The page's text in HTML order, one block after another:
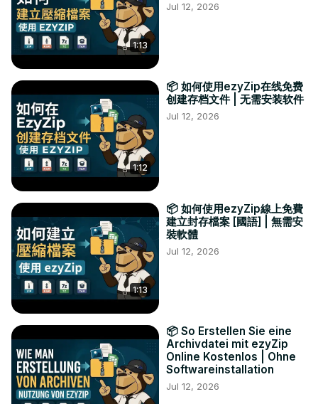
1:13
Jul 12, 2026
1:12
📦 如何使用ezyZip在线免费
创建存档文件 | 无需安装软件
Jul 12, 2026
1:13
📦 如何使用ezyZip線上免費
建立封存檔案 [國語] | 無需安
裝軟體
Jul 12, 2026
📦 So Erstellen Sie eine
Archivdatei mit ezyZip
Online Kostenlos | Ohne
Softwareinstallation
Jul 12, 2026